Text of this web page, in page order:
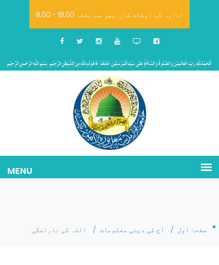
8.00 - 18.00 ادارہ کے اوقات کار: پیر سے ہفتہ
صفحۂ اول / آج کی دینی معلومات / اللہ کی ناراضگی